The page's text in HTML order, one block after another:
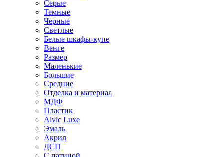
Серые
Темные
Черные
Светлые
Белые шкафы-купе
Венге
Размер
Маленькие
Большие
Средние
Отделка и материал
МДФ
Пластик
Alvic Luxe
Эмаль
Акрил
ДСП
С патиной